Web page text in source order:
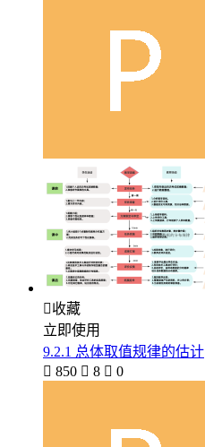
收藏
立即使用
9.2.1 总体取值规律的估计
 850  8  0